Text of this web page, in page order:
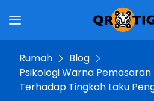
Rumah
Blog
Psikologi Warna Pemasaran
Terhadap Tingkah Laku